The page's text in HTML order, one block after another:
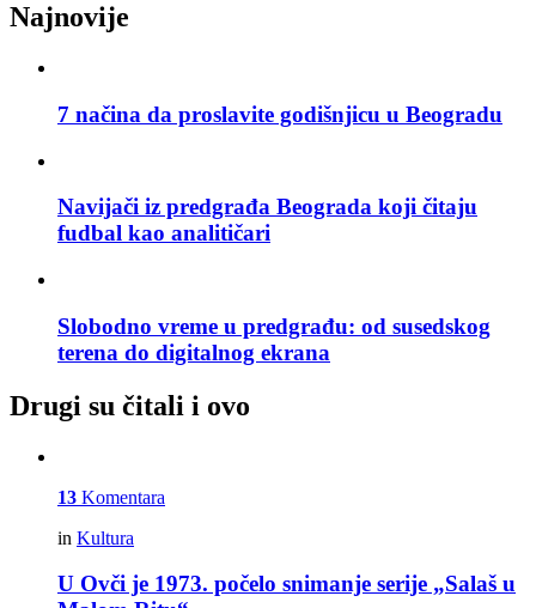
Najnovije
7 načina da proslavite godišnjicu u Beogradu
Navijači iz predgrađa Beograda koji čitaju
fudbal kao analitičari
Slobodno vreme u predgrađu: od susedskog
terena do digitalnog ekrana
Drugi su čitali i ovo
13 Komentara
in Kultura
U Ovči je 1973. počelo snimanje serije „Salaš u